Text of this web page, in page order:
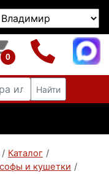
0
Найти
/ Каталог /
и кушетки /